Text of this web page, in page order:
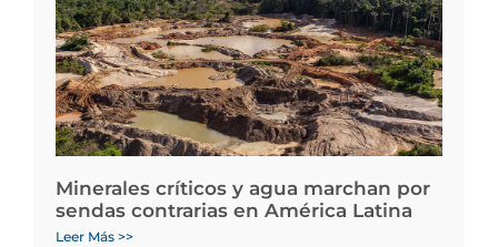
Minerales críticos y agua marchan por
sendas contrarias en América Latina
Leer Más >>